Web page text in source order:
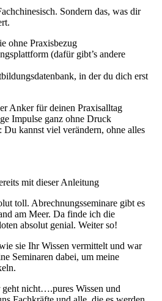
Sondern das, was dir
ohne Praxisbezug
(dafür gibt’s andere
in der du dich erst
Anker für deinen Praxisalltag
Impulse ganz ohne Druck
Du kannst viel verändern, ohne alles
mit dieser Anleitung
toll. Abrechnungsseminare gibt es
am Meer. Da finde ich die
absolut genial. Weiter so!
sie Ihr Wissen vermittelt und war
Seminaren dabei, um meine
nicht….pures Wissen und